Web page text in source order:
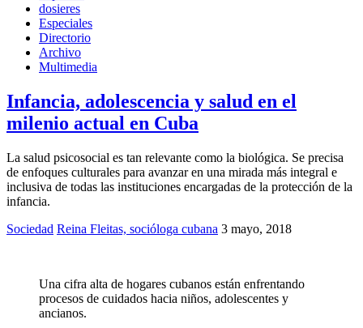
dosieres
Especiales
Directorio
Archivo
Multimedia
Infancia, adolescencia y salud en el
milenio actual en Cuba
La salud psicosocial es tan relevante como la biológica. Se precisa
de enfoques culturales para avanzar en una mirada más integral e
inclusiva de todas las instituciones encargadas de la protección de la
infancia.
Sociedad Reina Fleitas, socióloga cubana 3 mayo, 2018
Una cifra alta de hogares cubanos están enfrentando
procesos de cuidados hacia niños, adolescentes y
ancianos.